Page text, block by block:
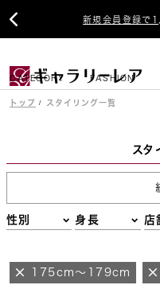
新規会員登録で

CATEGORY FASHION
トップ スタイリング一覧
スタ
性別 身長 店
175cm～179cm